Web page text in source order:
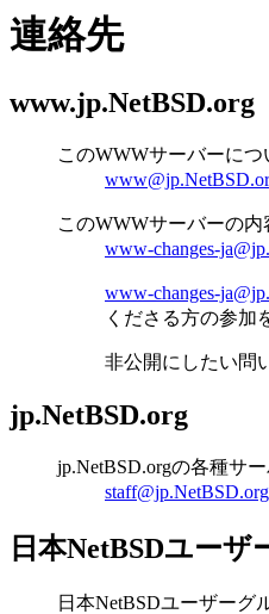
連絡先
www.jp.NetBSD.org
このWWWサーバーに
このWWWサーバーの
www-changes-
www-changes-
くださる方の参加
非公開にしたい問
jp.NetBSD.org
jp.NetBSD.orgの各種サ
staff@jp.NetBSD.org
日本NetBSDユーザ
日本NetBSDユーザーグ